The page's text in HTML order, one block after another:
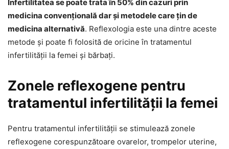
Infertilitatea se poate trata în 50% din cazuri prin
medicina convențională dar și metodele care țin de
medicina alternativă. Reflexologia este una dintre aceste
metode și poate fi folosită de oricine în tratamentul
infertilității la femei și bărbați.
Zonele reflexogene pentru
tratamentul infertilității la femei
Pentru tratamentul infertilității se stimulează zonele
reflexogene corespunzătoare ovarelor, trompelor uterine,